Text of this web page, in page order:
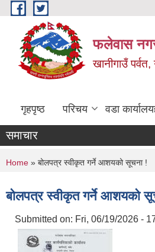
Skip to main content
फलेवास
खानीगाउँ
गृहपृष्ठ परिचय वडा
समाचार
You are here
Home » बोलपत्र स्वीकृत गर्ने आशयको सूचना !
बोलपत्र स्वीकृत गर्ने आशयको
Submitted on: Fri, 06/19/2026 -